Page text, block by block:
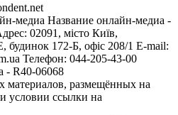
медиа Название онлайн-медиа -
02091, місто Київ,
172-Б, офіс 208/1 E-mail:
Телефон: 044-205-43-00
- R40-06068
материалов, размещённых на
условии ссылки на